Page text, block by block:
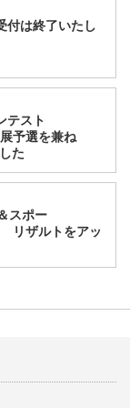
付は終了いたし
テスト
予選を兼ね
た
スポー
リザルトをアッ